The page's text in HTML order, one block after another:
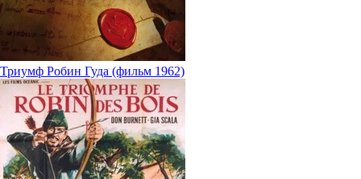
Триумф Робин Гуда (фильм 1962)